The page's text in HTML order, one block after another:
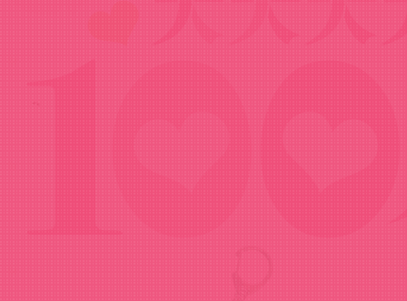
ぷかっしゅアクリルキーホルダー